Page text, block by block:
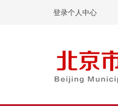
登录个人中心